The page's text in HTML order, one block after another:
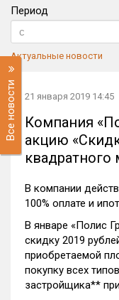
Период
Актуальные новости
Все новости 21 января 2019 14:45
Компания
акцию
квадратного
В компании
100% оплате и
В январе «Полис
скидку 2019
приобретаемой
покупку всех
застройщика**